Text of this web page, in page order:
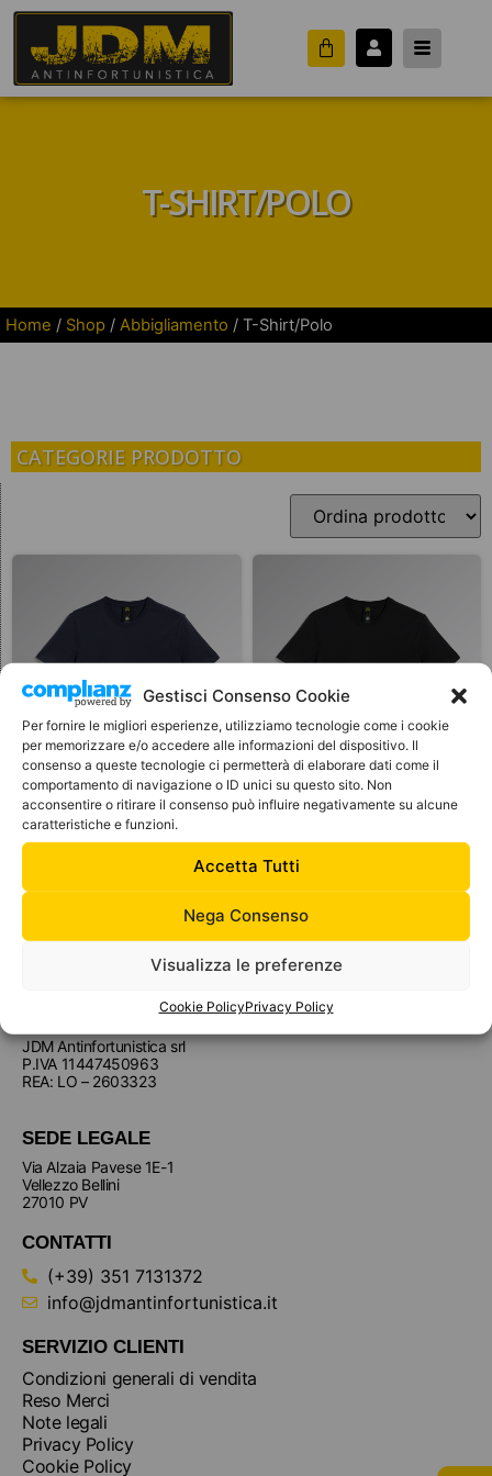
Gestisci Consenso Cookie
Per fornire le migliori esperienze, utilizziamo tecnologie come i cookie
per memorizzare e/o accedere alle informazioni del dispositivo. Il
consenso a queste tecnologie ci permetterà di elaborare dati come il
comportamento di navigazione o ID unici su questo sito. Non
acconsentire o ritirare il consenso può influire negativamente su alcune
caratteristiche e funzioni.
Accetta Tutti
Nega Consenso
Visualizza le preferenze
Cookie PolicyPrivacy Policy
T-SHIRT/POLO
Home / Shop / Abbigliamento / T-Shirt/Polo
CATEGORIE PRODOTTO
DIADORA T-SHIRT MC
ATONY ORGANIC BLU NAVY
JDM Antinfortunistica srl
P.IVA 11447450963
REA: LO – 2603323
SEDE LEGALE
Via Alzaia Pavese 1E-1
Vellezzo Bellini
27010 PV
CONTATTI
(+39) 351 7131372
info@jdmantinfortunistica.it
SERVIZIO CLIENTI
Condizioni generali di vendita
Reso Merci
Note legali
Privacy Policy
Cookie Policy